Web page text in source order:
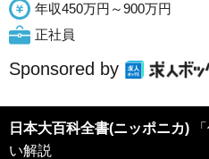
年収450万円～900万円
正社員
Sponsored by
日本大百科全書(ニッポニカ)
い解説